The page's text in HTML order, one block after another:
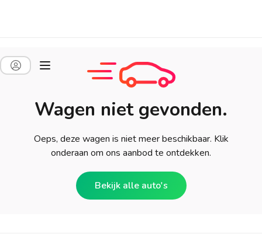
Wagen niet gevonden.
Oeps, deze wagen is niet meer beschikbaar. Klik
onderaan om ons aanbod te ontdekken.
Bekijk alle auto's